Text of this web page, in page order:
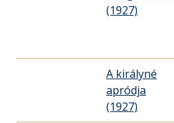
(1927)
A királyné
apródja
(1927)